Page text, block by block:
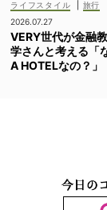
ライフスタイル
旅行
2026.07.27
VERY世代が金融
学さんと考える「
A HOTELなの？」